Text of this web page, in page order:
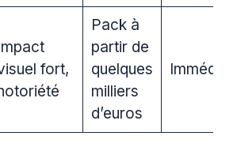
fort,
Pack à
partir de
quelques
milliers
d’euros
Immédiat